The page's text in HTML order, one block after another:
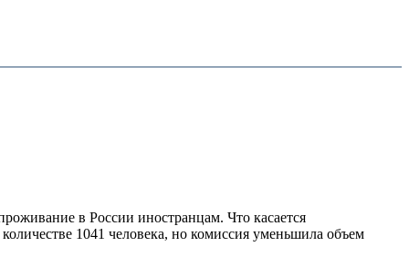
в России иностранцам. Что касается
1041 человека, но комиссия уменьшила объем